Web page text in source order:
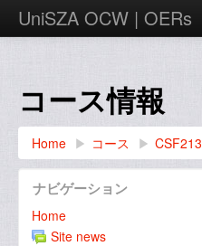
UniSZA OCW | OERs
コース情報
Home ▶︎ コース ▶︎
ナビゲーション
Home
Site news